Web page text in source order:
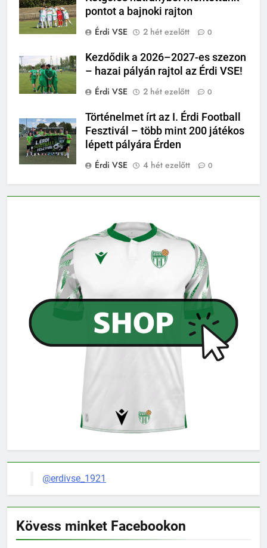
pontot a bajnoki rajton
Érdi VSE
2 hét ezelőtt 0
Kezdődik a 2026–2027-es szezon
– hazai pályán rajtol az Érdi VSE!
Érdi VSE
2 hét ezelőtt 0
Történelmet írt az I. Érdi Football
Fesztivál – több mint 200 játékos
lépett pályára Érden
Érdi VSE
4 hét ezelőtt 0
@erdivse_1921
Kövess minket Facebookon